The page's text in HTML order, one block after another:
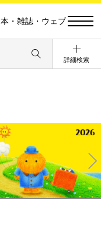
本・雑誌・ウェブ
詳細検索
Ne
xt